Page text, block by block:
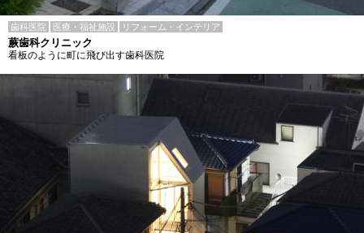
歯科医院 医療・福祉施設 リフォーム・インテリア
蕨歯科クリニック
看板のように町に飛び出す歯科医院